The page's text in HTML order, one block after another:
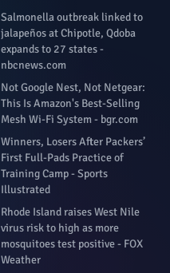
Salmonella outbreak linked to
jalapeños at Chipotle, Qdoba
expands to 27 states -
nbcnews.com
Not Google Nest, Not Netgear:
This Is Amazon's Best-Selling
Mesh Wi-Fi System - bgr.com
Winners, Losers After Packers’
First Full-Pads Practice of
Training Camp - Sports
Illustrated
Rhode Island raises West Nile
virus risk to high as more
mosquitoes test positive - FOX
Weather